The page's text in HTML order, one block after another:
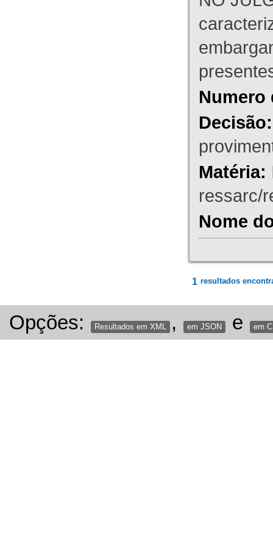
Numero
Decisão:
Matéria:
ressarc/
Nome
1 resultados
Opções: Resultados em XML , em JSON e em